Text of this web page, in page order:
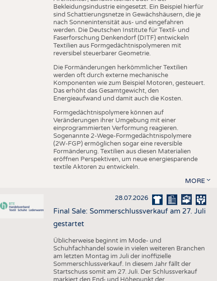
Bekleidungsindustrie eingesetzt. Ein Beispiel hierfür
sind Schattierungsnetze in Gewächshäusern, die je
nach Sonnenintensität aus- und eingefahren
werden. Die Deutschen Institute für Textil- und
Faserforschung Denkendorf (DITF) entwickeln
Textilien aus Formgedächtnispolymeren mit
reversibel steuerbarer Geometrie.
Die Formänderungen herkömmlicher Textilien
werden oft durch externe mechanische
Komponenten wie zum Beispiel Motoren, gesteuert.
Das erhöht das Gesamtgewicht, den
Energieaufwand und damit auch die Kosten.
Formgedächtnispolymere können auf
Veränderungen ihrer Umgebung mit einer
einprogrammierten Verformung reagieren.
Sogenannte 2-Wege-Formgedächtnispolymere
(2W-FGP) ermöglichen sogar eine reversible
Formänderung. Textilien aus diesen Materialien
eröffnen Perspektiven, um neue energiesparende
textile Aktoren zu entwickeln.
MORE
28.07.2026
Final Sale: Sommerschlussverkauf am 27. Juli
gestartet
Üblicherweise beginnt im Mode- und
Schuhfachhandel sowie in vielen weiteren Branchen
am letzten Montag im Juli der inoffizielle
Sommerschlussverkauf. In diesem Jahr fällt der
Startschuss somit am 27. Juli. Der Schlussverkauf